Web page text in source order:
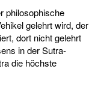
philosophische
gelehrt wird, der
dort nicht gelehrt
in der Sutra-
die höchste